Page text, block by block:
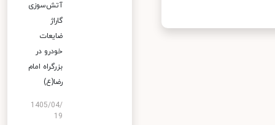
آتش‌سوزی
گاراژ
ضایعات
خودرو در
بزرگراه امام
رضا(ع)
1405/04/
19